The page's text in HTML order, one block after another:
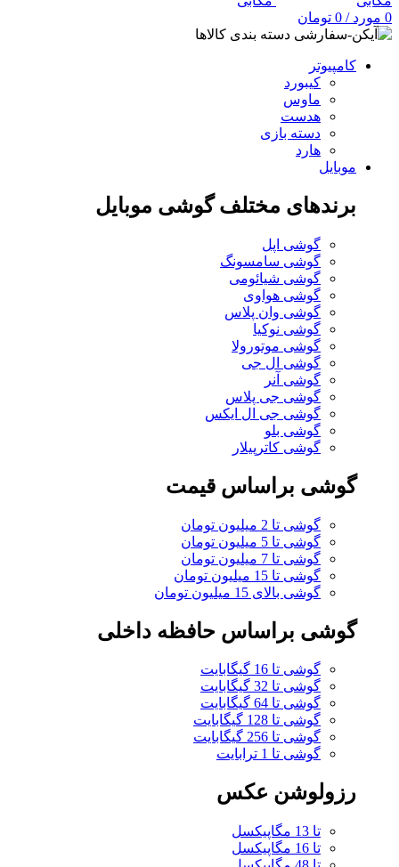
0 مورد/
0 تومان
دسته بندی کالاها
کامپیوتر
کیبورد
ماوس
هدست
دسته بازی
هارد
موبایل
برندهای مختلف گوشی موبایل
گوشی اپل
گوشی سامسونگ
گوشی شیائومی
گوشی هواوی
گوشی وان پلاس
گوشی نوکیا
گوشی موتورولا
گوشی ال جی
گوشی آنر
گوشی جی پلاس
گوشی جی ال ایکس
گوشی بلو
گوشی کاترپیلار
گوشی براساس قیمت
گوشی تا 2 میلیون تومان
گوشی تا 5 میلیون تومان
گوشی تا 7 میلیون تومان
گوشی تا 15 میلیون تومان
گوشی بالای 15 میلیون تومان
گوشی براساس حافظه داخلی
گوشی تا 16 گیگابایت
گوشی تا 32 گیگابایت
گوشی تا 64 گیگابایت
گوشی تا 128 گیگابایت
گوشی تا 256 گیگابایت
گوشی تا 1 ترابایت
رزولوشن عکس
تا 13 مگاپیکسل
تا 16 مگاپیکسل